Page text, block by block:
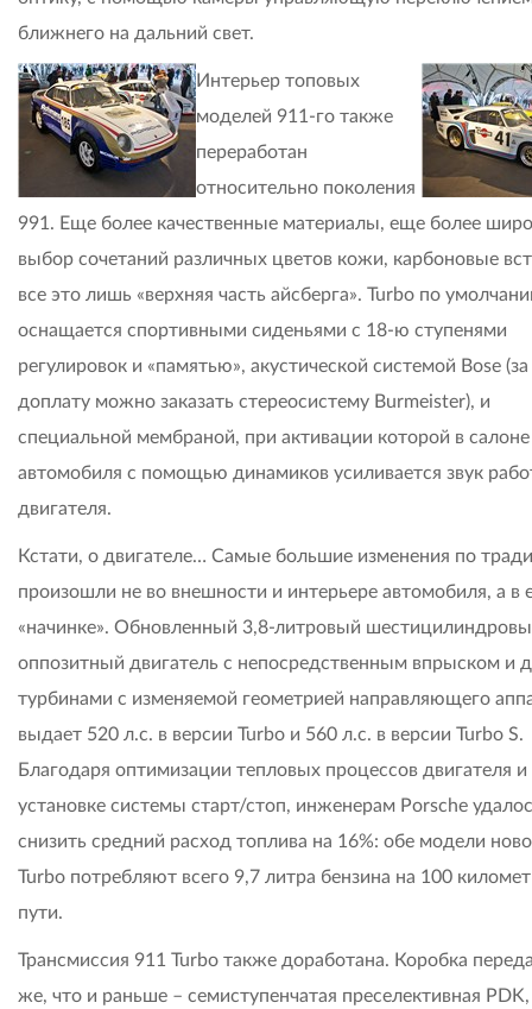
ближнего на дальний свет.
Интерьер топовых
моделей 911-го также
переработан
относительно поколения
991. Еще более качественные материалы, еще более
выбор сочетаний различных цветов кожи, карбоновые
все это лишь «верхняя часть айсберга». Turbo по
оснащается спортивными сиденьями с 18-ю ступенями
регулировок и «памятью», акустической системой Bose (за
доплату можно заказать стереосистему Burmeister), и
специальной мембраной, при активации которой в салоне
автомобиля с помощью динамиков усиливается звук
двигателя.
Кстати, о двигателе… Самые большие изменения по
произошли не во внешности и интерьере автомобиля, а в
«начинке». Обновленный 3,8-литровый
оппозитный двигатель с непосредственным впрыском и
турбинами с изменяемой геометрией направляющего
выдает 520 л.с. в версии Turbo и 560 л.с. в версии Turbo S.
Благодаря оптимизации тепловых процессов двигателя и
установке системы старт/стоп, инженерам Porsche
снизить средний расход топлива на 16%: обе модели
Turbo потребляют всего 9,7 литра бензина на 100
пути.
Трансмиссия 911 Turbo также доработана. Коробка
же, что и раньше – семиступенчатая преселективная